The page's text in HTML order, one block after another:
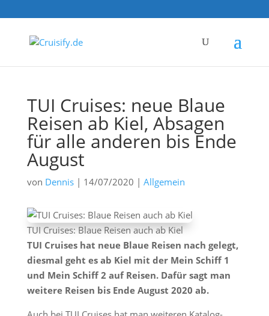
TUI Cruises: neue Blaue
Reisen ab Kiel, Absagen
für alle anderen bis Ende
August
von Dennis| 14/07/2020 | Allgemein
TUI Cruises: Blaue Reisen auch ab Kiel
TUI Cruises hat neue Blaue Reisen nach gelegt,
diesmal geht es ab Kiel mit der Mein Schiff 1
und Mein Schiff 2 auf Reisen. Dafür sagt man
weitere Reisen bis Ende August 2020 ab.